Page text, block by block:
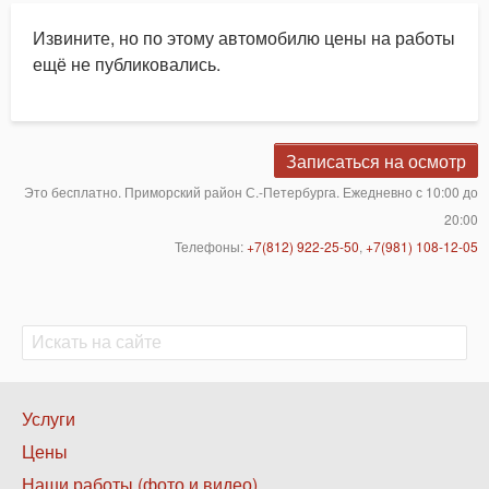
Извините, но по этому автомобилю цены на работы
ещё не публиковались.
Записаться на осмотр
Это бесплатно. Приморский район С.-Петербурга. Ежедневно с 10:00 до
20:00
Телефоны:+7(812) 922-25-50, +7(981) 108-12-05
Поиск
Поиск
Нижнее
меню
1
Услуги
Цены